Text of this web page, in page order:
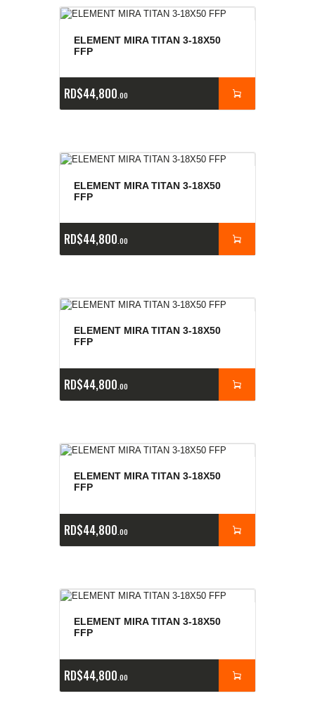
ELEMENT MIRA TITAN 3-18X50
FFP
RD$44,800 00
ELEMENT MIRA TITAN 3-18X50
FFP
RD$44,800 00
ELEMENT MIRA TITAN 3-18X50
FFP
RD$44,800 00
ELEMENT MIRA TITAN 3-18X50
FFP
RD$44,800 00
ELEMENT MIRA TITAN 3-18X50
FFP
RD$44,800 00